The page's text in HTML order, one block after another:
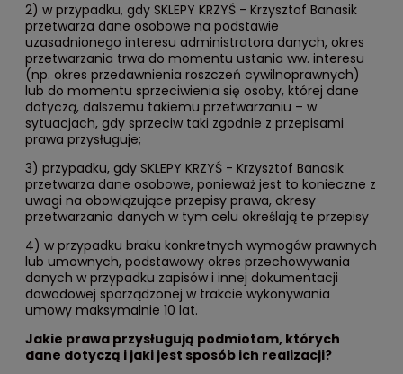
2) w przypadku, gdy SKLEPY KRZYŚ - Krzysztof Banasik
przetwarza dane osobowe na podstawie
uzasadnionego interesu administratora danych, okres
przetwarzania trwa do momentu ustania ww. interesu
(np. okres przedawnienia roszczeń cywilnoprawnych)
lub do momentu sprzeciwienia się osoby, której dane
dotyczą, dalszemu takiemu przetwarzaniu – w
sytuacjach, gdy sprzeciw taki zgodnie z przepisami
prawa przysługuje;
3) przypadku, gdy SKLEPY KRZYŚ - Krzysztof Banasik
przetwarza dane osobowe, ponieważ jest to konieczne z
uwagi na obowiązujące przepisy prawa, okresy
przetwarzania danych w tym celu określają te przepisy
4) w przypadku braku konkretnych wymogów prawnych
lub umownych, podstawowy okres przechowywania
danych w przypadku zapisów i innej dokumentacji
dowodowej sporządzonej w trakcie wykonywania
umowy maksymalnie 10 lat.
Jakie prawa przysługują podmiotom, których
dane dotyczą i jaki jest sposób ich realizacji?